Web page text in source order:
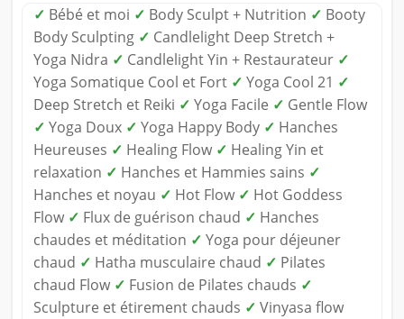
✓ Bébé et moi ✓ Body Sculpt + Nutrition ✓ Booty
Body Sculpting ✓ Candlelight Deep Stretch +
Yoga Nidra ✓ Candlelight Yin + Restaurateur ✓
Yoga Somatique Cool et Fort ✓ Yoga Cool 21 ✓
Deep Stretch et Reiki ✓ Yoga Facile ✓ Gentle Flow
✓ Yoga Doux ✓ Yoga Happy Body ✓ Hanches
Heureuses ✓ Healing Flow ✓ Healing Yin et
relaxation ✓ Hanches et Hammies sains ✓
Hanches et noyau ✓ Hot Flow ✓ Hot Goddess
Flow ✓ Flux de guérison chaud ✓ Hanches
chaudes et méditation ✓ Yoga pour déjeuner
chaud ✓ Hatha musculaire chaud ✓ Pilates
chaud Flow ✓ Fusion de Pilates chauds ✓
Sculpture et étirement chauds ✓ Vinyasa flow